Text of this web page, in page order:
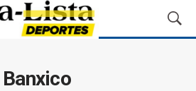
M
o
Banxico